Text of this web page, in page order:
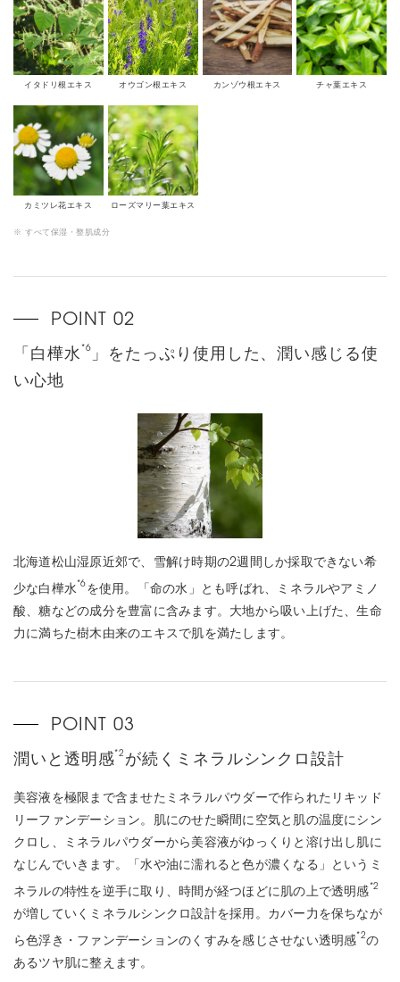
イタドリ根エキス オウゴン根エキス カンゾウ根エキス チャ葉エキス
カミツレ花エキス ローズマリー葉エキス
※ すべて保湿・整肌成分
「白樺水*6 」をたっぷり使用した、潤い感じる使
い心地
北海道松山湿原近郊で、雪解け時期の2週間しか採取できない希
少な白樺水*6を使用。「命の水」とも呼ばれ、ミネラルやアミノ
酸、糖などの成分を豊富に含みます。大地から吸い上げた、生命
力に満ちた樹木由来のエキスで肌を満たします。
潤いと透明感*2 が続くミネラルシンクロ設計
美容液を極限まで含ませたミネラルパウダーで作られたリキッド
リーファンデーション。肌にのせた瞬間に空気と肌の温度にシン
クロし、ミネラルパウダーから美容液がゆっくりと溶け出し肌に
なじんでいきます。「水や油に濡れると色が濃くなる」というミ
ネラルの特性を逆手に取り、時間が経つほどに肌の上で透明感*2
が増していくミネラルシンクロ設計を採用。カバー力を保ちなが
ら色浮き・ファンデーションのくすみを感じさせない透明感*2の
あるツヤ肌に整えます。